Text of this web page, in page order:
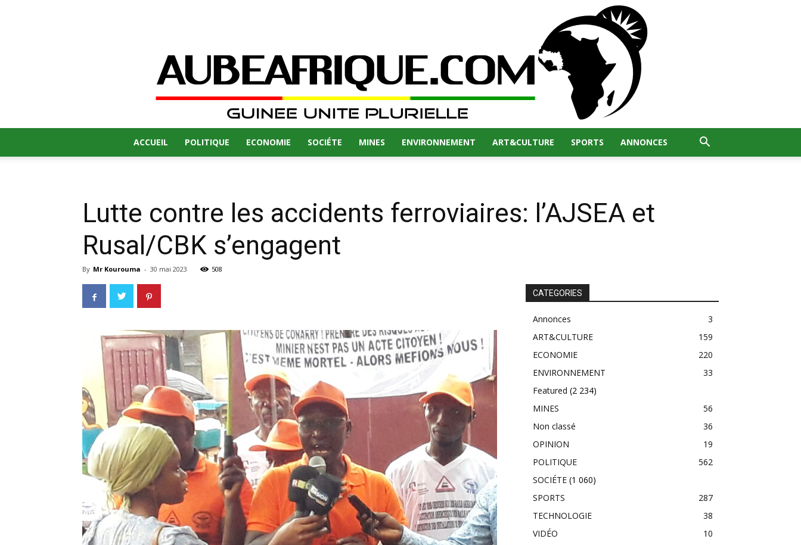
ACCUEIL POLITIQUE ECONOMIE SOCIÉTE MINES ENVIRONNEMENT ART&CULTURE SPORTS ANNONCES
Lutte contre les accidents ferroviaires: l’AJSEA et
Rusal/CBK s’engagent
By Mr Kourouma - 30 mai 2023 508
CATEGORIES
Annonces
3
ART&CULTURE
159
ECONOMIE
220
ENVIRONNEMENT
33
Featured (2 234)
MINES
56
Non classé
36
OPINION
19
POLITIQUE
562
SOCIÉTE (1 060)
SPORTS
287
TECHNOLOGIE
38
VIDÉO
10